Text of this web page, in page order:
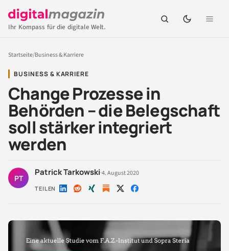
Ihr Kompass für die digitale Welt.
Startseite/Business & Karriere
BUSINESS & KARRIERE
Change Prozesse in
Behörden – die Belegschaft
soll stärker integriert
werden
PT
Patrick Tarkowski·4. August 2020
TEILEN Auf Auf Auf Auf Auf